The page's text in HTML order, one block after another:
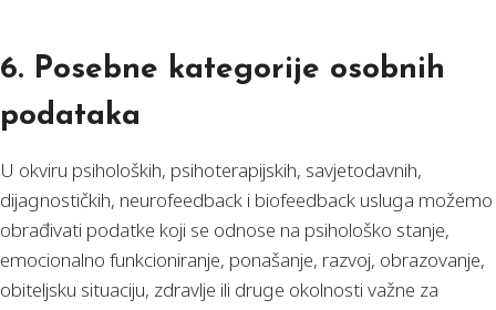
6. Posebne kategorije osobnih
podataka
U okviru psiholoških, psihoterapijskih, savjetodavnih,
dijagnostičkih, neurofeedback i biofeedback usluga možemo
obrađivati podatke koji se odnose na psihološko stanje,
emocionalno funkcioniranje, ponašanje, razvoj, obrazovanje,
obiteljsku situaciju, zdravlje ili druge okolnosti važne za